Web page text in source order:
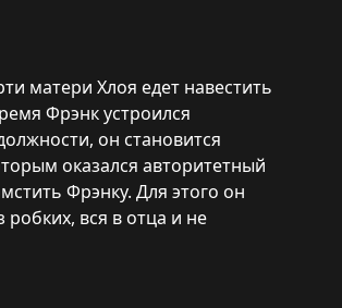
матери Хлоя едет навестить
Фрэнк устроился
он становится
оказался авторитетный
Фрэнку. Для этого он
робких, вся в отца и не